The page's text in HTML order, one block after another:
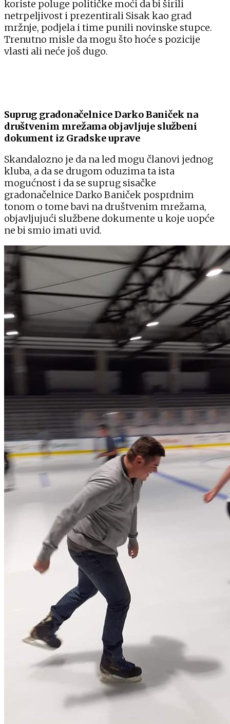
koriste poluge političke moći da bi širili
netrpeljivost i prezentirali Sisak kao grad
mržnje, podjela i time punili novinske stupce.
Trenutno misle da mogu što hoće s pozicije
vlasti ali neće još dugo.
Suprug gradonačelnice Darko Baniček na
društvenim mrežama objavljuje službeni
dokument iz Gradske uprave
Skandalozno je da na led mogu članovi jednog
kluba, a da se drugom oduzima ta ista
mogućnost i da se suprug sisačke
gradonačelnice Darko Baniček posprdnim
tonom o tome bavi na društvenim mrežama,
objavljujući službene dokumente u koje uopće
ne bi smio imati uvid.